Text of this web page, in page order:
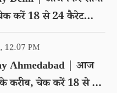
करें 18 से 24 कैरेट
12.07 PM
Ahmedabad | आज
करीब, चेक करें 18 से 24